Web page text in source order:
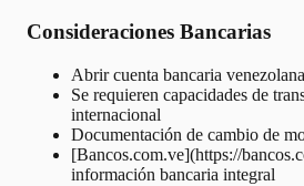
Consideraciones Bancarias
Abrir cuenta bancaria
Se requieren capacidades de
internacional
Documentación de cambio de
[Bancos.com.ve](https://
información bancaria integral